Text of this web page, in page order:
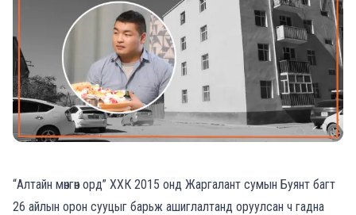
“Алтайн мөнгөн орд” ХХК 2015 онд Жаргалант сумын Буянт багт
26 айлын орон сууцыг барьж ашиглалтанд оруулсан ч гадна